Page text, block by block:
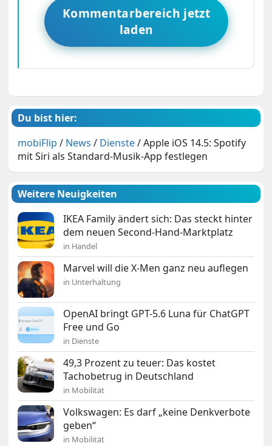
Kommentarbereich jetzt
laden
Du bist hier:
mobiFlip / News / Dienste/Apple iOS 14.5: Spotify
mit Siri als Standard-Musik-App festlegen
Weitere Neuigkeiten
IKEA Family ändert sich: Das steckt hinter
dem neuen Second-Hand-Marktplatz
in Handel
Marvel will die X-Men ganz neu auflegen
in Unterhaltung
OpenAI bringt GPT-5.6 Luna für ChatGPT
Free und Go
in Dienste
49,3 Prozent zu teuer: Das kostet
Tachobetrug in Deutschland
in Mobilität
Volkswagen: Es darf „keine Denkverbote
geben“
in Mobilität